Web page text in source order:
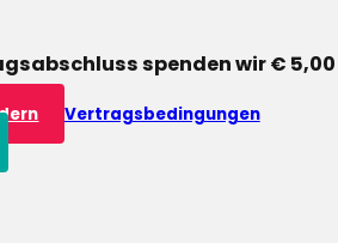
spenden wir €
Vertragsbedingungen